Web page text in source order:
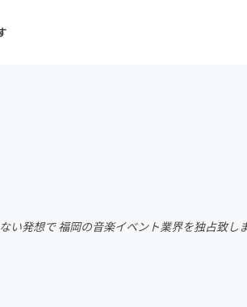
店
ファッション
発想で 福岡の音楽イベント業界を独占致し